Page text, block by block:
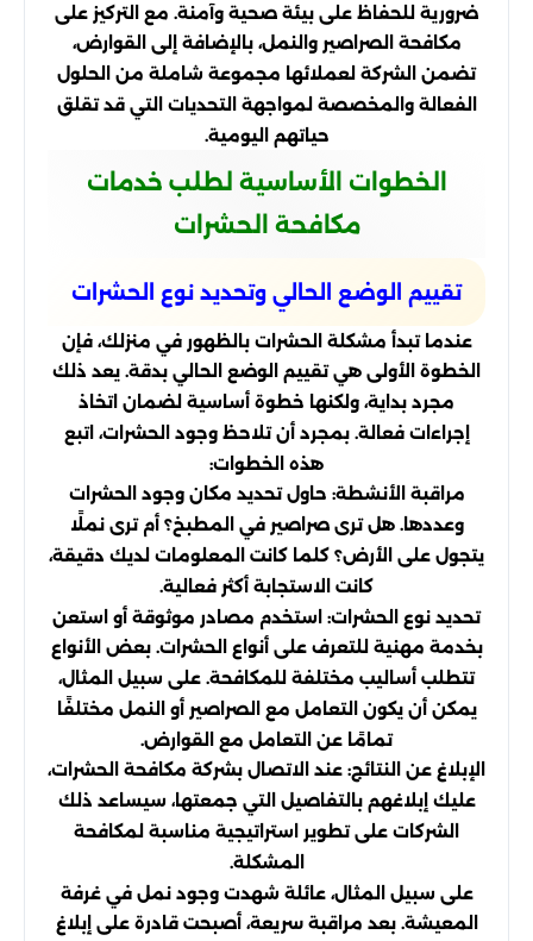
ضرورية للحفاظ على بيئة صحية وآمنة. مع التركيز على
مكافحة الصراصير والنمل، بالإضافة إلى القوارض،
تضمن الشركة لعملائها مجموعة شاملة من الحلول
الفعالة والمخصصة لمواجهة التحديات التي قد تقلق
حياتهم اليومية.
الخطوات الأساسية لطلب خدمات
مكافحة الحشرات
تقييم الوضع الحالي وتحديد نوع الحشرات
عندما تبدأ مشكلة الحشرات بالظهور في منزلك، فإن
الخطوة الأولى هي تقييم الوضع الحالي بدقة. يعد ذلك
مجرد بداية، ولكنها خطوة أساسية لضمان اتخاذ
إجراءات فعالة. بمجرد أن تلاحظ وجود الحشرات، اتبع
هذه الخطوات:
مراقبة الأنشطة: حاول تحديد مكان وجود الحشرات
وعددها. هل ترى صراصير في المطبخ؟ أم ترى نملًا
يتجول على الأرض؟ كلما كانت المعلومات لديك دقيقة،
كانت الاستجابة أكثر فعالية.
تحديد نوع الحشرات: استخدم مصادر موثوقة أو استعن
بخدمة مهنية للتعرف على أنواع الحشرات. بعض الأنواع
تتطلب أساليب مختلفة للمكافحة. على سبيل المثال،
يمكن أن يكون التعامل مع الصراصير أو النمل مختلفًا
تمامًا عن التعامل مع القوارض.
الإبلاغ عن النتائج: عند الاتصال بشركة مكافحة الحشرات،
عليك إبلاغهم بالتفاصيل التي جمعتها، سيساعد ذلك
الشركات على تطوير استراتيجية مناسبة لمكافحة
المشكلة.
على سبيل المثال، عائلة شهدت وجود نمل في غرفة
المعيشة. بعد مراقبة سريعة، أصبحت قادرة على إبلاغ